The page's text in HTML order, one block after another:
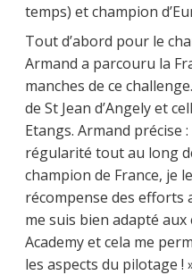
temps) et champion
Tout d’abord pour le
Armand a parcouru la
manches de ce
de St Jean d’Angely et
Etangs. Armand précise :
régularité tout au long
champion de France, je
récompense des efforts
me suis bien adapté aux
Academy et cela me
les aspects du pilotage !